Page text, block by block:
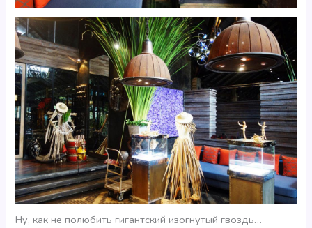
Ну, как не полюбить гигантский изогнутый гвоздь…